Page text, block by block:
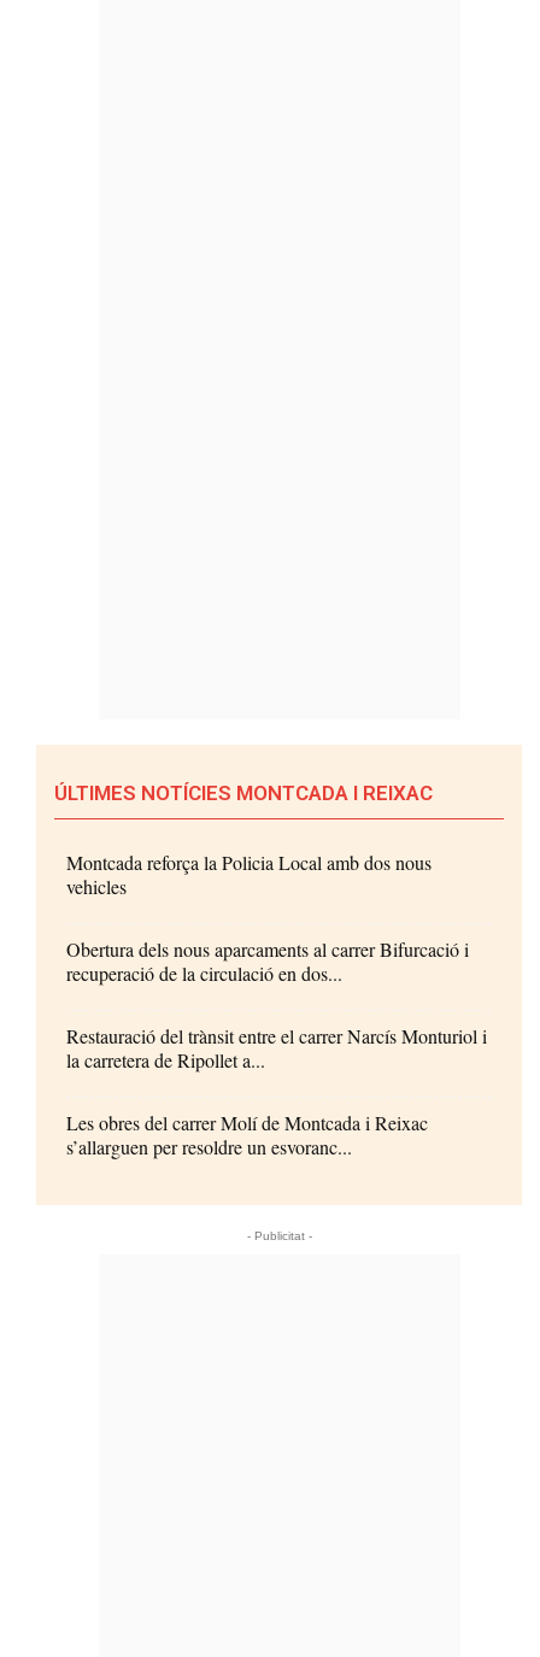
ÚLTIMES NOTÍCIES MONTCADA I REIXAC
Montcada reforça la Policia Local amb dos nous
vehicles
Obertura dels nous aparcaments al carrer Bifurcació i
recuperació de la circulació en dos...
Restauració del trànsit entre el carrer Narcís Monturiol i
la carretera de Ripollet a...
Les obres del carrer Molí de Montcada i Reixac
s’allarguen per resoldre un esvoranc...
- Publicitat -